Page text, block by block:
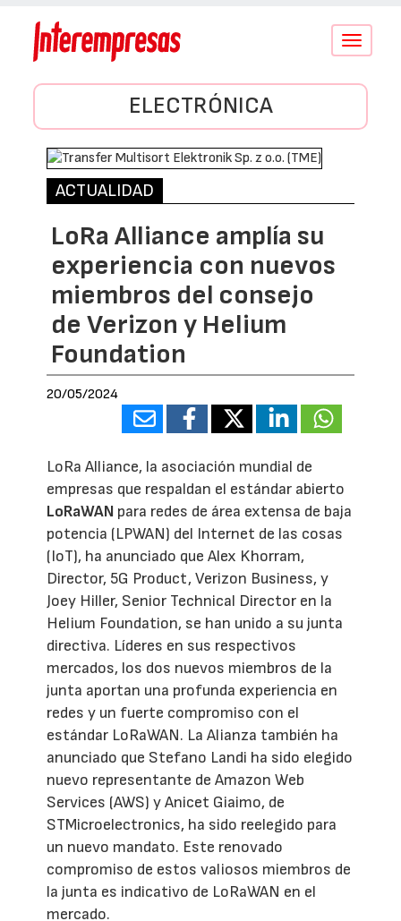
Conmutar
ELECTRÓNICA
ACTUALIDAD
LoRa Alliance amplía su
experiencia con nuevos
miembros del consejo
de Verizon y Helium
Foundation
20/05/2024
LoRa Alliance, la asociación mundial de
empresas que respaldan el estándar abierto
LoRaWAN para redes de área extensa de baja
potencia (LPWAN) del Internet de las cosas
(IoT), ha anunciado que Alex Khorram,
Director, 5G Product, Verizon Business, y
Joey Hiller, Senior Technical Director en la
Helium Foundation, se han unido a su junta
directiva. Líderes en sus respectivos
mercados, los dos nuevos miembros de la
junta aportan una profunda experiencia en
redes y un fuerte compromiso con el
estándar LoRaWAN. La Alianza también ha
anunciado que Stefano Landi ha sido elegido
nuevo representante de Amazon Web
Services (AWS) y Anicet Giaimo, de
STMicroelectronics, ha sido reelegido para
un nuevo mandato. Este renovado
compromiso de estos valiosos miembros de
la junta es indicativo de LoRaWAN en el
mercado.